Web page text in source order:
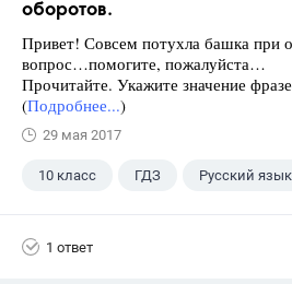
оборотов.
Привет! Совсем потухла башка при
вопрос…помогите, пожалуйста…
Прочитайте. Укажите значение
(Подробнее...)
29 мая 2017
10 класс ГДЗ Русский язык
1 ответ